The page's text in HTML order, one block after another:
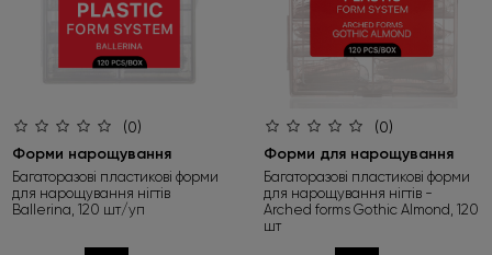
(0)
Форми нарощування
Багаторазові пластикові форми
для нарощування нігтів
Ballerina, 120 шт/уп
(0)
Форми для нарощування
Багаторазові пластикові форми
для нарощування нігтів -
Arched forms Gothic Almond, 120
шт